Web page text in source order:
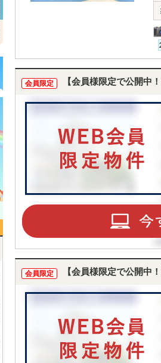
会員限定 【会員様限定で公開中！
会員限定 【会員様限定で公開中！